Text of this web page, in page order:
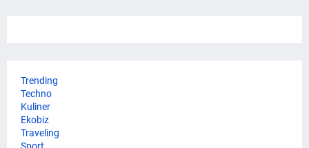
Trending
Techno
Kuliner
Ekobiz
Traveling